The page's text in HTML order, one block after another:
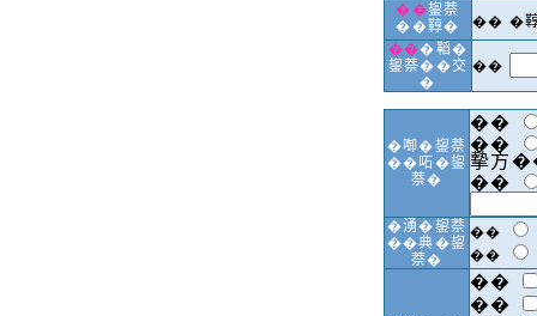
��鋆萘
��鞟�
�� �
���鞱�
鋆萘��交
�
��
�啣�鋆萘
��𠰴�鋆
萘�
��
��
摰方
��
�湧�鋆萘
��典�鋆
萘�
��
��
��
��